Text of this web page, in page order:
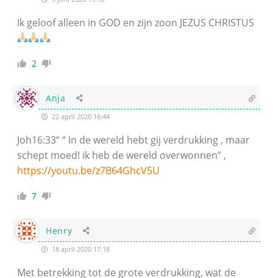
Ik geloof alleen in GOD en zijn zoon JEZUS CHRISTUS
2
Anja
22 april 2020 16:44
Joh16:33“ “ In de wereld hebt gij verdrukking , maar
schept moed! ik heb de wereld overwonnen” ,
https://youtu.be/z7B64GhcV5U
7
Henry
18 april 2020 17:18
Met betrekking tot de grote verdrukking, wat de